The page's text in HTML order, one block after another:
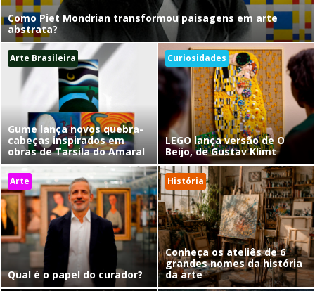
Como Piet Mondrian transformou paisagens em arte
abstrata?
Arte Brasileira
Gume lança novos quebra-
cabeças inspirados em
obras de Tarsila do Amaral
Curiosidades
LEGO lança versão de O
Beijo, de Gustav Klimt
Arte
Qual é o papel do curador?
História
Conheça os ateliês de 6
grandes nomes da história
da arte